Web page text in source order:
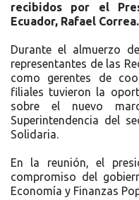
recibidos por el
Ecuador, Rafael Correa.
Durante el almuerzo
representantes de las
como gerentes de
filiales tuvieron la
sobre el nuevo
Superintendencia del
Solidaria.
En la reunión, el
compromiso del
Economía y Finanzas